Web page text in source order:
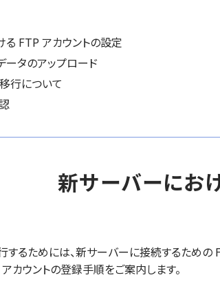
FTP アカウントの設定
タのアップロード
行について
新サーバーにお
るためには、新サーバーに接続するための
カウントの登録手順をご案内します。